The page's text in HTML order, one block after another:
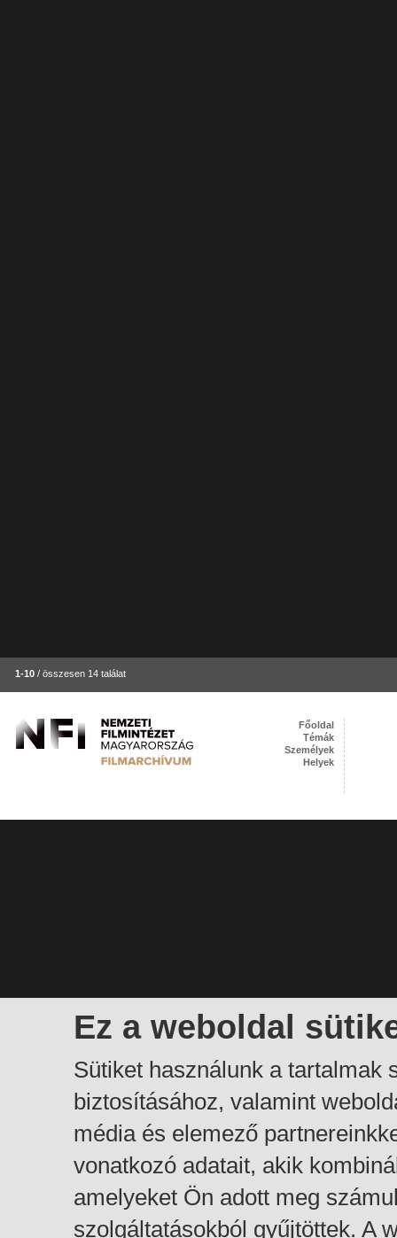
1-10 / összesen 14 találat
Ez a weboldal
Sütiket használunk a tartalmak
biztosításához, valamint
média és elemező
vonatkozó adatait, akik
amelyeket Ön adott meg
szolgáltatásokból gyűjtöttek. A
Főoldal
Témák
Személyek
Helyek